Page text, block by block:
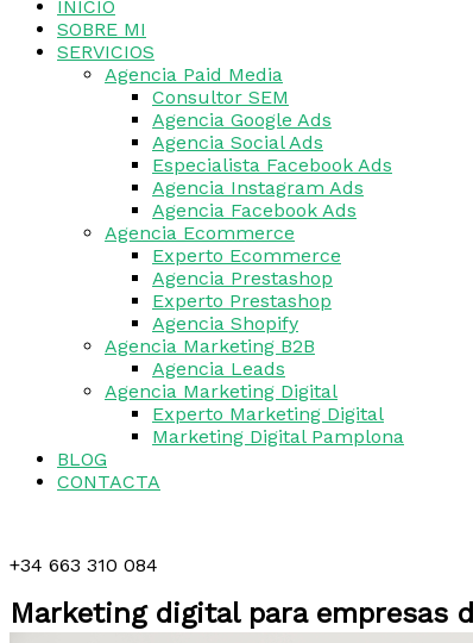
INICIO
SOBRE MI
SERVICIOS
Agencia Paid Media
Consultor SEM
Agencia Google Ads
Agencia Social Ads
Especialista Facebook Ads
Agencia Instagram Ads
Agencia Facebook Ads
Agencia Ecommerce
Experto Ecommerce
Agencia Prestashop
Experto Prestashop
Agencia Shopify
Agencia Marketing B2B
Agencia Leads
Agencia Marketing Digital
Experto Marketing Digital
Marketing Digital Pamplona
BLOG
CONTACTA
+34 663 310 084
Marketing digital para empresas